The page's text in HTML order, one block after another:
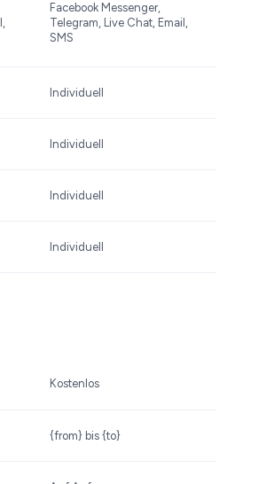
Facebook Messenger,
Telegram, Live Chat, Email,
SMS
Individuell
Individuell
Individuell
Individuell
Kostenlos
{from} bis {to}